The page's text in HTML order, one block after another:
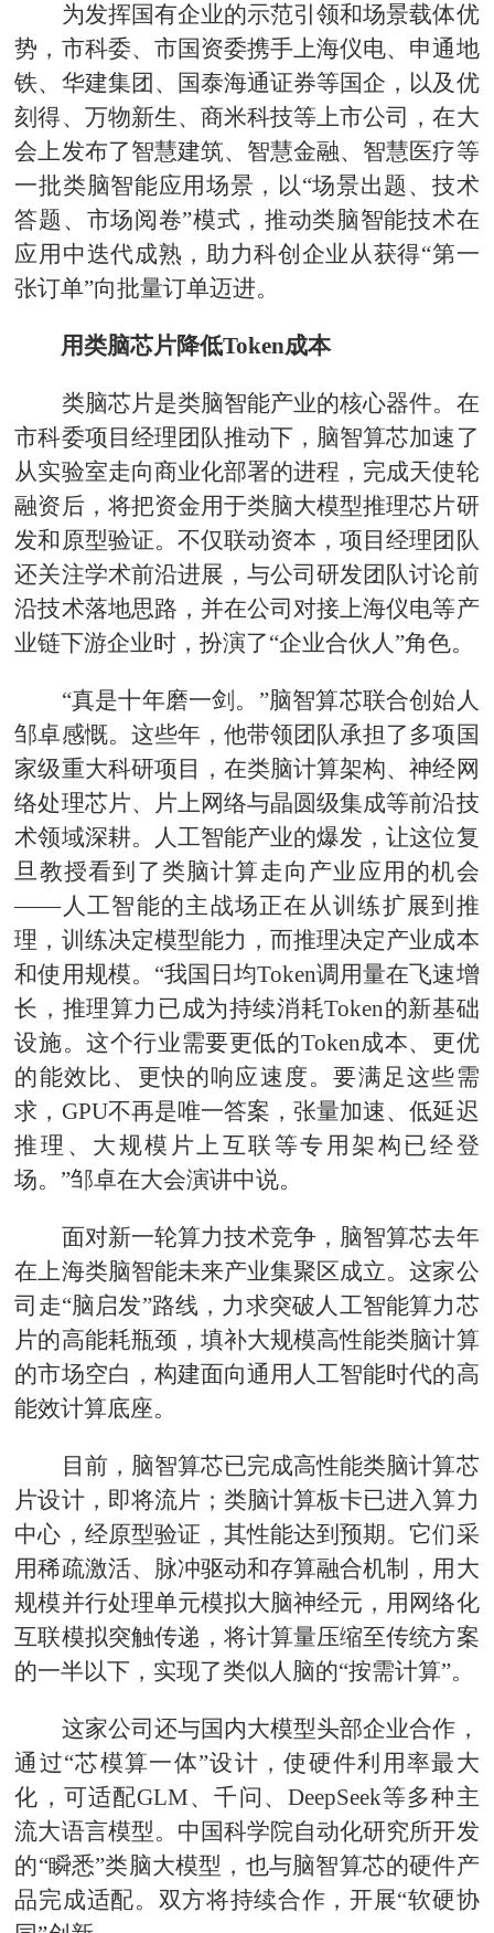
为发挥国有企业的示范引领和场景载体优
势，市科委、市国资委携手上海仪电、申通地
铁、华建集团、国泰海通证券等国企，以及优
刻得、万物新生、商米科技等上市公司，在大
会上发布了智慧建筑、智慧金融、智慧医疗等
一批类脑智能应用场景，以“场景出题、技术
答题、市场阅卷”模式，推动类脑智能技术在
应用中迭代成熟，助力科创企业从获得“第一
张订单”向批量订单迈进。
用类脑芯片降低Token成本
类脑芯片是类脑智能产业的核心器件。在
市科委项目经理团队推动下，脑智算芯加速了
从实验室走向商业化部署的进程，完成天使轮
融资后，将把资金用于类脑大模型推理芯片研
发和原型验证。不仅联动资本，项目经理团队
还关注学术前沿进展，与公司研发团队讨论前
沿技术落地思路，并在公司对接上海仪电等产
业链下游企业时，扮演了“企业合伙人”角色。
“真是十年磨一剑。”脑智算芯联合创始人
邹卓感慨。这些年，他带领团队承担了多项国
家级重大科研项目，在类脑计算架构、神经网
络处理芯片、片上网络与晶圆级集成等前沿技
术领域深耕。人工智能产业的爆发，让这位复
旦教授看到了类脑计算走向产业应用的机会
——人工智能的主战场正在从训练扩展到推
理，训练决定模型能力，而推理决定产业成本
和使用规模。“我国日均Token调用量在飞速增
长，推理算力已成为持续消耗Token的新基础
设施。这个行业需要更低的Token成本、更优
的能效比、更快的响应速度。要满足这些需
求，GPU不再是唯一答案，张量加速、低延迟
推理、大规模片上互联等专用架构已经登
场。”邹卓在大会演讲中说。
面对新一轮算力技术竞争，脑智算芯去年
在上海类脑智能未来产业集聚区成立。这家公
司走“脑启发”路线，力求突破人工智能算力芯
片的高能耗瓶颈，填补大规模高性能类脑计算
的市场空白，构建面向通用人工智能时代的高
能效计算底座。
目前，脑智算芯已完成高性能类脑计算芯
片设计，即将流片；类脑计算板卡已进入算力
中心，经原型验证，其性能达到预期。它们采
用稀疏激活、脉冲驱动和存算融合机制，用大
规模并行处理单元模拟大脑神经元，用网络化
互联模拟突触传递，将计算量压缩至传统方案
的一半以下，实现了类似人脑的“按需计算”。
这家公司还与国内大模型头部企业合作，
通过“芯模算一体”设计，使硬件利用率最大
化，可适配GLM、千问、DeepSeek等多种主
流大语言模型。中国科学院自动化研究所开发
的“瞬悉”类脑大模型，也与脑智算芯的硬件产
品完成适配。双方将持续合作，开展“软硬协